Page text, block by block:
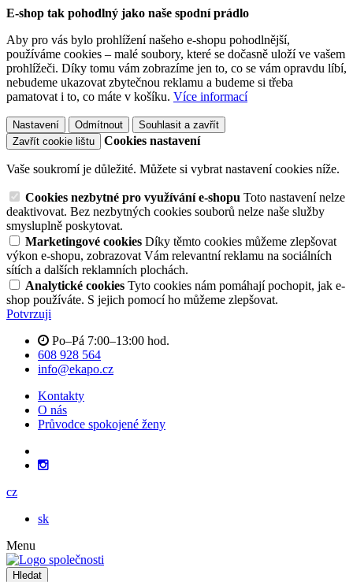
E-shop tak pohodlný jako naše spodní prádlo
Aby pro vás bylo prohlížení našeho e-shopu pohodlnější,
používáme cookies – malé soubory, které se dočasně uloží ve vašem
prohlížeči. Díky tomu vám zobrazíme jen to, co se vám opravdu líbí,
nebudeme ukazovat zbytečnou reklamu a budeme si třeba
pamatovat i to, co máte v košíku. Více informací
Nastavení Odmítnout
Souhlasit a zavřít
Zavřít cookie lištu
Cookies nastavení
Vaše soukromí je důležité. Můžete si vybrat nastavení cookies níže.
Cookies nezbytné pro využívání e-shopu Toto nastavení nelze
deaktivovat. Bez nezbytných cookies souborů nelze naše služby
smysluplně poskytovat.
Marketingové cookies Díky těmto cookies můžeme zlepšovat
výkon e-shopu, zobrazovat Vám relevantní reklamu na sociálních
sítích a dalších reklamních plochách.
Analytické cookies Tyto cookies nám pomáhají pochopit, jak e-
shop používáte. S jejich pomocí ho můžeme zlepšovat.
Potvrzuji
Po–Pá 7:00–13:00 hod.
608 928 564
info@ekapo.cz
Kontakty
O nás
Průvodce spokojené ženy
cz
sk
Menu
Hledat